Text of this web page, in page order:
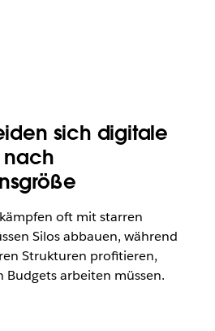
sich digitale
nach
oft mit starren
Silos abbauen, während
Strukturen profitieren,
arbeiten müssen.